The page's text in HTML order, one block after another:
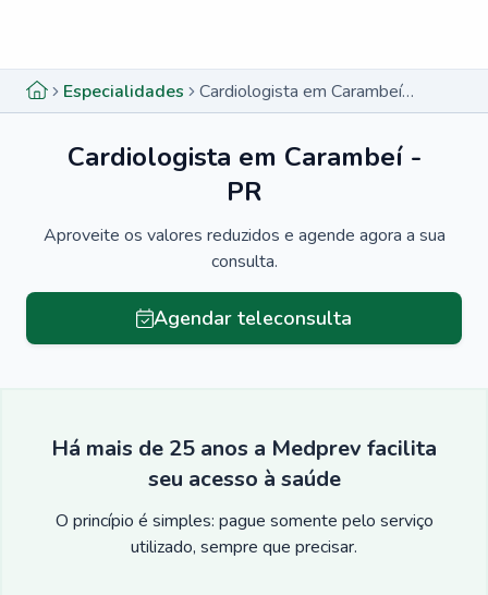
Especialidades Cardiologista em Carambeí - PR
Cardiologista em Carambeí -
PR
Aproveite os valores reduzidos e agende agora a sua
consulta.
Agendar teleconsulta
Há mais de 25 anos a Medprev facilita
seu acesso à saúde
O princípio é simples: pague somente pelo serviço
utilizado, sempre que precisar.